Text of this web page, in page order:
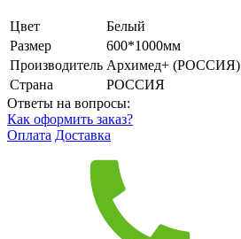
Цвет
Белый
Размер
600*1000мм
Производитель Архимед+ (РОССИЯ)
Страна
РОССИЯ
Ответы на вопросы:
Как оформить заказ?
Оплата Доставка